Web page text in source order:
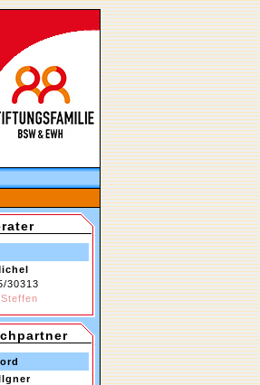
30313